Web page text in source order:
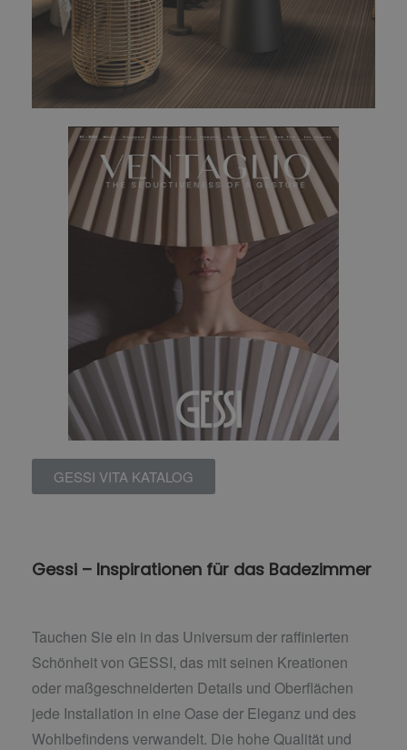
GESSI VITA KATALOG
Gessi – Inspirationen für das Badezimmer
Tauchen Sie ein in das Universum der raffinierten
Schönheit von GESSI, das mit seinen Kreationen
oder maßgeschneiderten Details und Oberflächen
jede Installation in eine Oase der Eleganz und des
Wohlbefindens verwandelt. Die hohe Qualität und